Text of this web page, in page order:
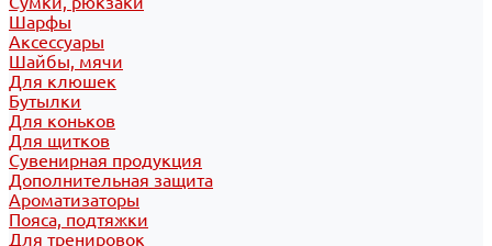
Шарфы
Аксессуары
Шайбы, мячи
Для клюшек
Бутылки
Для коньков
Для щитков
Сувенирная продукция
Дополнительная защита
Ароматизаторы
Пояса, подтяжки
Для тренировок